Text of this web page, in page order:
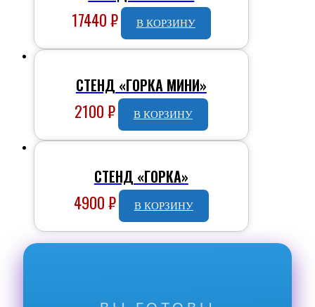
17440₽ В КОРЗИНУ
СТЕНД «ГОРКА МИНИ»
2100₽ В КОРЗИНУ
СТЕНД «ГОРКА»
4900₽ В КОРЗИНУ